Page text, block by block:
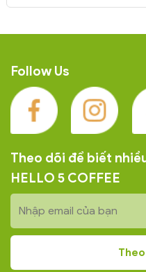
120.000₫.
Lắk) Phương pháp: Chế biến
vừa ★★★☆☆☆ Hương vị:
Follow Us
Theo dõi để biết
HELLO 5 COFFEE